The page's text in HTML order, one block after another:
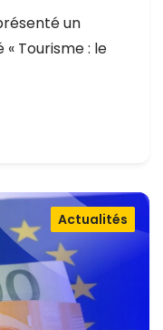
un
Tourisme : le
Actualités